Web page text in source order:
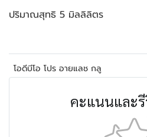
ปริมาณสุทธิ 5 มิลลิลิตร
โอดีบีโอ โปร อายแลช กลู
คะแนนและ